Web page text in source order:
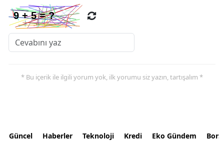
* Bu içerik ile ilgili yorum yok, ilk yorumu siz yazın, tartışalım *
Güncel Haberler Teknoloji Kredi Eko Gündem